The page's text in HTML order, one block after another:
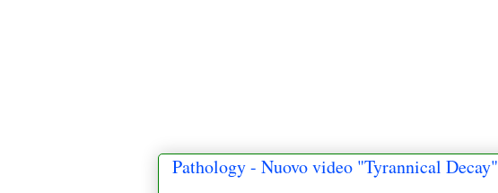
Pathology - Nuovo video "Tyrannical Decay"